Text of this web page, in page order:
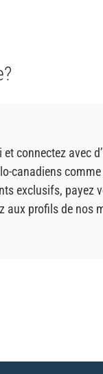
connectez avec
canadiens
exclusifs, payez
aux profils de nos